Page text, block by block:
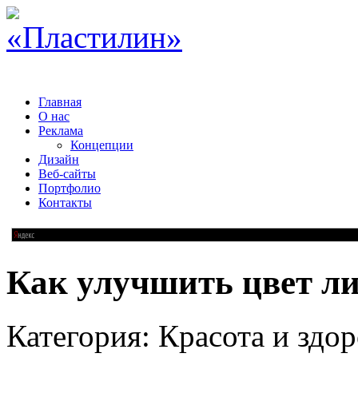
Главная
О нас
Реклама
Концепции
Дизайн
Веб-сайты
Портфолио
Контакты
Как улучшить цвет
Категория: Красота и